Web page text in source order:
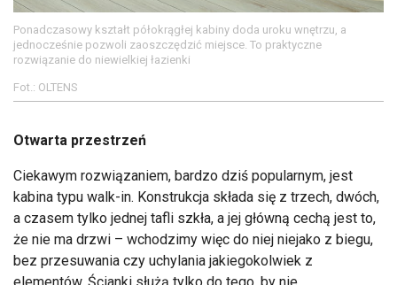
Ponadczasowy kształt półokrągłej kabiny doda uroku wnętrzu, a
jednocześnie pozwoli zaoszczędzić miejsce. To praktyczne
rozwiązanie do niewielkiej łazienki
Fot.: OLTENS
Otwarta przestrzeń
Ciekawym rozwiązaniem, bardzo dziś popularnym, jest
kabina typu walk-in. Konstrukcja składa się z trzech, dwóch,
a czasem tylko jednej tafli szkła, a jej główną cechą jest to,
że nie ma drzwi – wchodzimy więc do niej niejako z biegu,
bez przesuwania czy uchylania jakiegokolwiek z